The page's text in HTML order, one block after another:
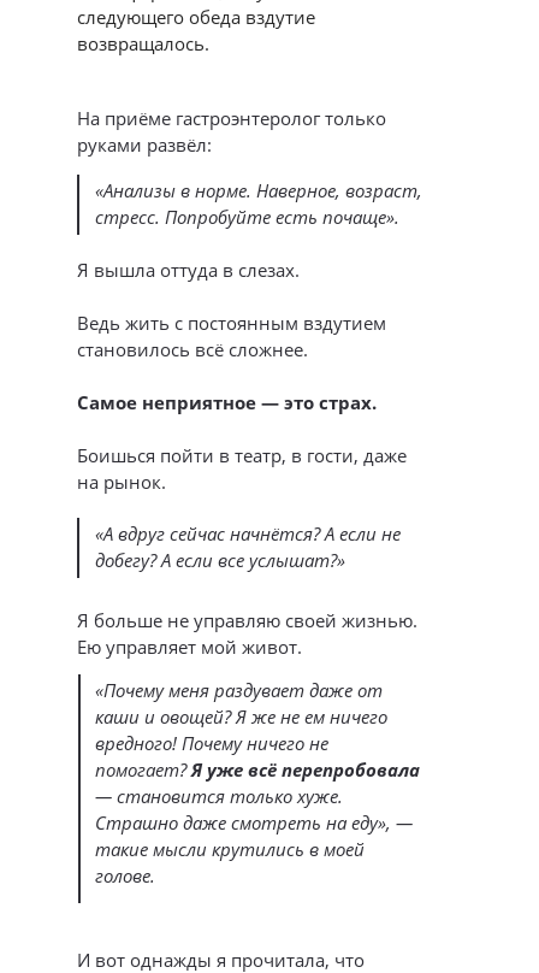
следующего обеда вздутие
возвращалось.
На приёме гастроэнтеролог только
руками развёл:
Я вышла оттуда в слезах.
Ведь жить с постоянным вздутием
становилось всё сложнее.
Самое неприятное — это страх.
Боишься пойти в театр, в гости, даже
на рынок.
«Анализы в норме. Наверное, возраст,
стресс. Попробуйте есть почаще».
«А вдруг сейчас начнётся? А если не
добегу? А если все услышат?»
Я больше не управляю своей жизнью.
Ею управляет мой живот.
«Почему меня раздувает даже от
каши и овощей? Я же не ем ничего
вредного! Почему ничего не
помогает?Я уже всё перепробовала
— становится только хуже.
Страшно даже смотреть на еду», —
такие мысли крутились в моей
голове.
И вот однажды я прочитала, что